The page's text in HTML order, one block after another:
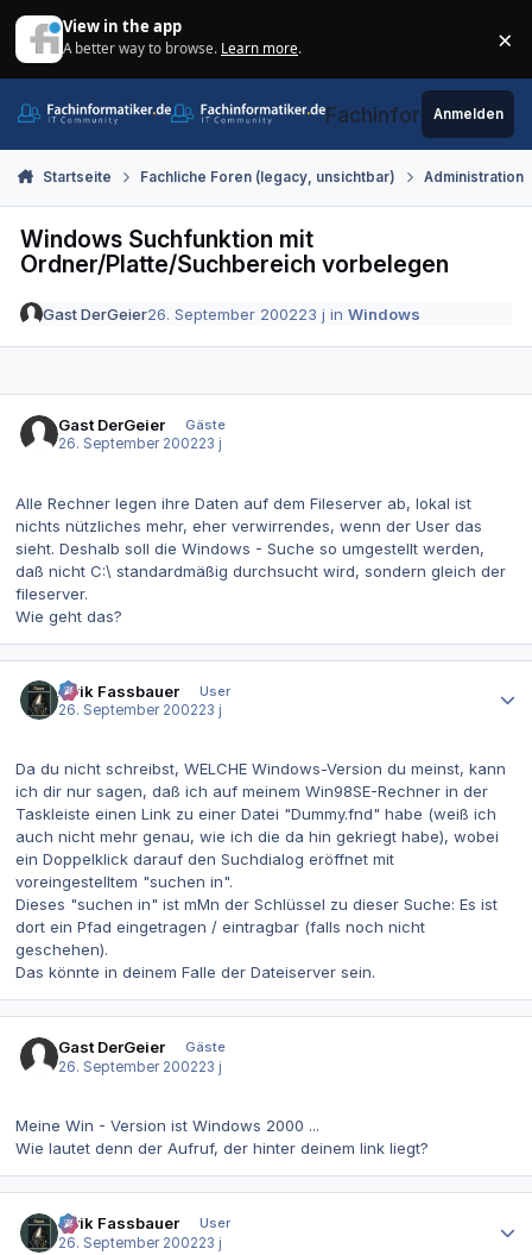
View in the app
A better way to browse. Learn more. ×
Fachinformatiker.de
Anmelden
Startseite Fachliche Foren (legacy, unsichtbar) Administration
Windows Suchfunktion mit
Ordner/Platte/Suchbereich vorbelegen
Gast DerGeier26. September 200223 j inWindows
Gast DerGeier
Gäste
26. September 200223 j
Alle Rechner legen ihre Daten auf dem Fileserver ab, lokal ist
nichts nützliches mehr, eher verwirrendes, wenn der User das
sieht. Deshalb soll die Windows - Suche so umgestellt werden,
daß nicht C:\ standardmäßig durchsucht wird, sondern gleich der
fileserver.
Wie geht das?
Alrik Fassbauer
User
26. September 200223 j
Da du nicht schreibst, WELCHE Windows-Version du meinst, kann
ich dir nur sagen, daß ich auf meinem Win98SE-Rechner in der
Taskleiste einen Link zu einer Datei "Dummy.fnd" habe (weiß ich
auch nicht mehr genau, wie ich die da hin gekriegt habe), wobei
ein Doppelklick darauf den Suchdialog eröffnet mit
voreingestelltem "suchen in".
Dieses "suchen in" ist mMn der Schlüssel zu dieser Suche: Es ist
dort ein Pfad eingetragen / eintragbar (falls noch nicht
geschehen).
Das könnte in deinem Falle der Dateiserver sein.
Gast DerGeier
Gäste
26. September 200223 j
Meine Win - Version ist Windows 2000 ...
Wie lautet denn der Aufruf, der hinter deinem link liegt?
Alrik Fassbauer
User
26. September 200223 j